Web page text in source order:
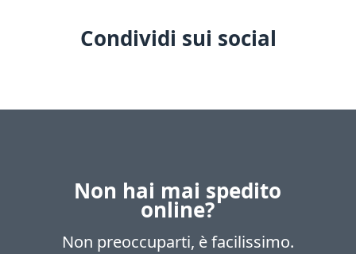
Condividi sui social
Non hai mai spedito
online?
Non preoccuparti, è facilissimo.